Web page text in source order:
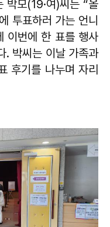
박모(19·여)씨는 “올
투표하러 가는 언니
이번에 한 표를 행사
. 박씨는 이날 가족과
후기를 나누며 자리